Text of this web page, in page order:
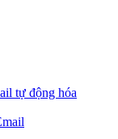
tự động hóa